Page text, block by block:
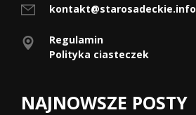
kontakt@starosadeckie.info
Regulamin
Polityka ciasteczek
NAJNOWSZE POSTY